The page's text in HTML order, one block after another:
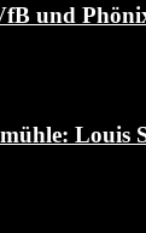
und
Louis